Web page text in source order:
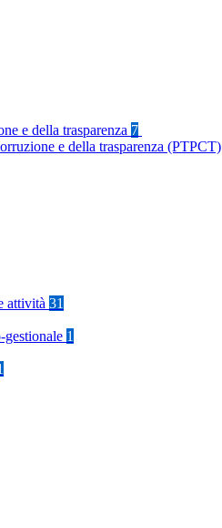
e della trasparenza 7
e della trasparenza (PTPCT)
attività 31
gestionale 1